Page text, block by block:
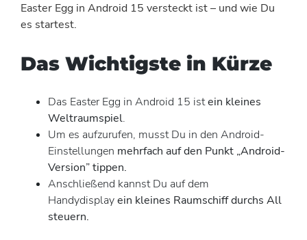
Easter Egg in Android 15 versteckt ist – und wie Du
es startest.
Das Wichtigste in Kürze
Das Easter Egg in Android 15 istein kleines
Weltraumspiel.
Um es aufzurufen, musst Du in den Android-
Einstellungen mehrfach auf den Punkt „Android-
Version” tippen.
Anschließend kannst Du auf dem
Handydisplayein kleines Raumschiff durchs All
steuern.